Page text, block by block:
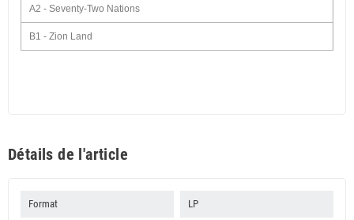
A2 - Seventy-Two Nations
B1 - Zion Land
Détails de l'article
Format LP